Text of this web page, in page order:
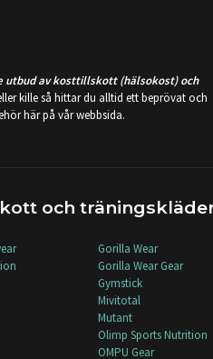
utbud av kosttillskott (hälsokost) och
kille så hittar du alltid ett beprövat och
här på vår webbsida.
och
Gorilla Wear
Gorilla Wear Gear
Gymstick
Mivitotal
Mutant
Olimp Sports Nutrition
OMPU Gear